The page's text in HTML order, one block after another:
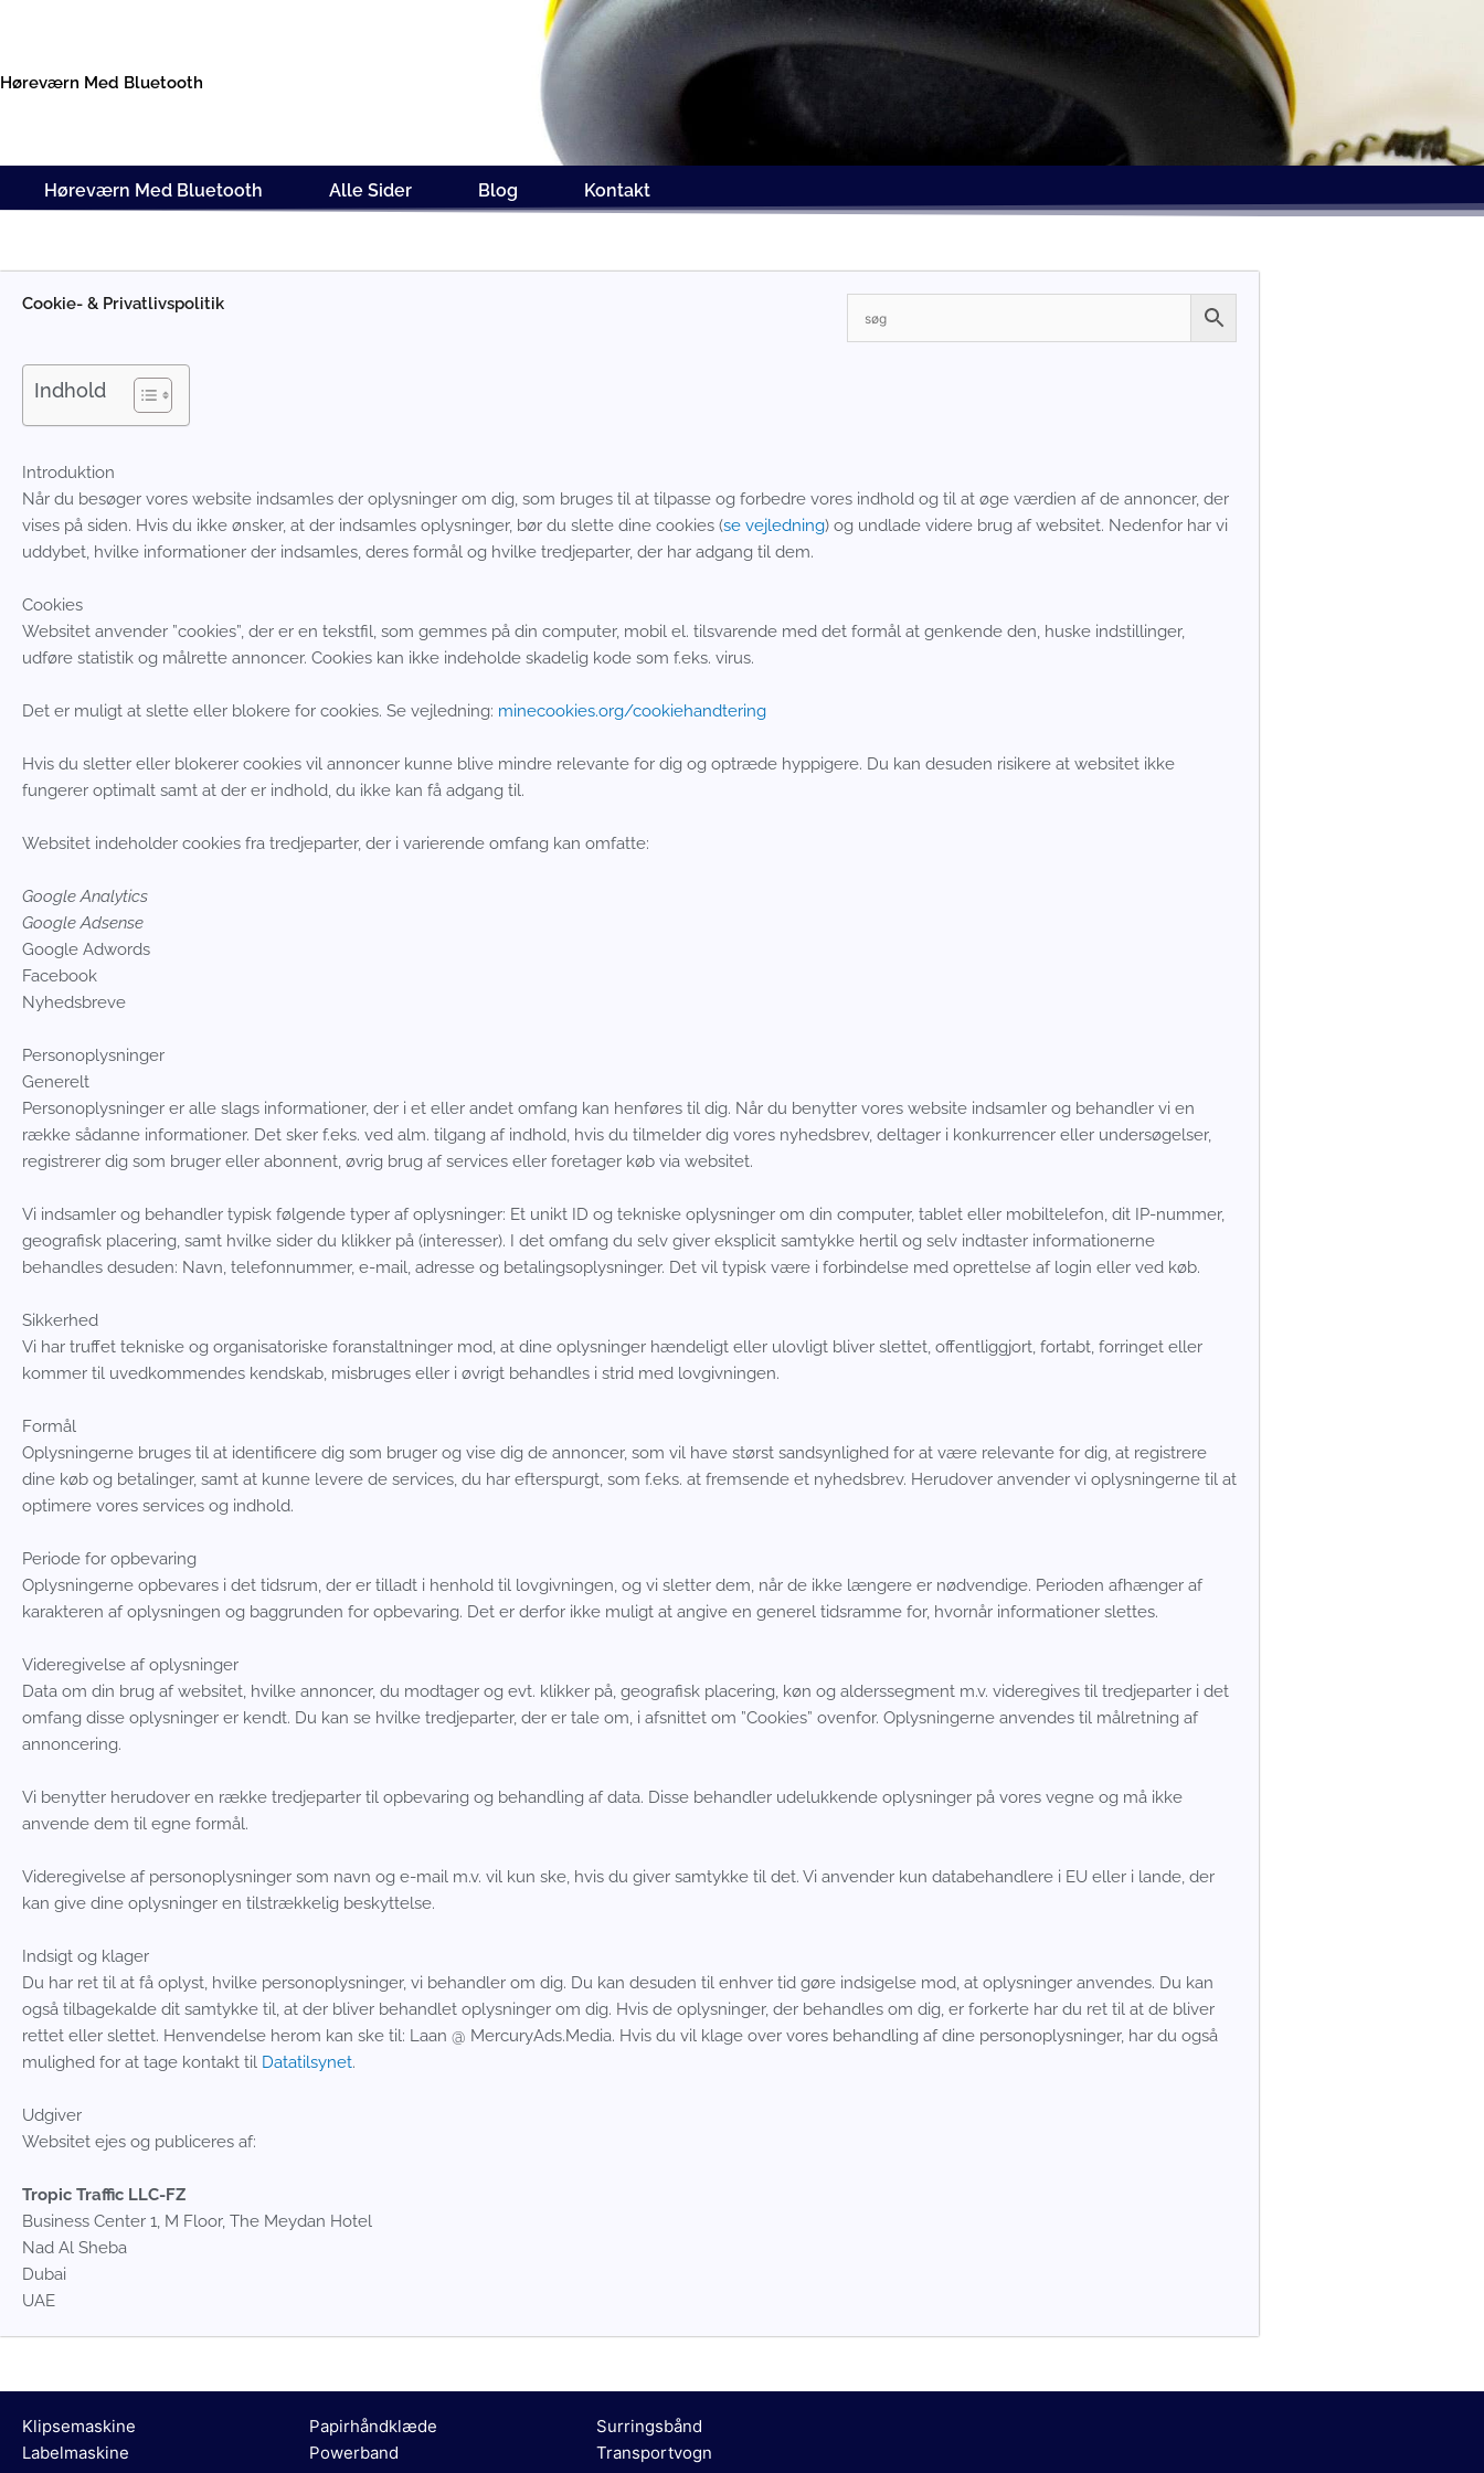
Høreværn Med Bluetooth
Høreværn Med Bluetooth Alle Sider Blog Kontakt
Cookie- & Privatlivspolitik
Indhold
Introduktion
Når du besøger vores website indsamles der oplysninger om dig, som bruges til at tilpasse og forbedre vores indhold og til at øge værdien af de annoncer, der
vises på siden. Hvis du ikke ønsker, at der indsamles oplysninger, bør du slette dine cookies (se vejledning) og undlade videre brug af websitet. Nedenfor har vi
uddybet, hvilke informationer der indsamles, deres formål og hvilke tredjeparter, der har adgang til dem.
Cookies
Websitet anvender ”cookies”, der er en tekstfil, som gemmes på din computer, mobil el. tilsvarende med det formål at genkende den, huske indstillinger,
udføre statistik og målrette annoncer. Cookies kan ikke indeholde skadelig kode som f.eks. virus.
Det er muligt at slette eller blokere for cookies. Se vejledning: minecookies.org/cookiehandtering
Hvis du sletter eller blokerer cookies vil annoncer kunne blive mindre relevante for dig og optræde hyppigere. Du kan desuden risikere at websitet ikke
fungerer optimalt samt at der er indhold, du ikke kan få adgang til.
Websitet indeholder cookies fra tredjeparter, der i varierende omfang kan omfatte:
Google Analytics
Google Adsense
Google Adwords
Facebook
Nyhedsbreve
Personoplysninger
Generelt
Personoplysninger er alle slags informationer, der i et eller andet omfang kan henføres til dig. Når du benytter vores website indsamler og behandler vi en
række sådanne informationer. Det sker f.eks. ved alm. tilgang af indhold, hvis du tilmelder dig vores nyhedsbrev, deltager i konkurrencer eller undersøgelser,
registrerer dig som bruger eller abonnent, øvrig brug af services eller foretager køb via websitet.
Vi indsamler og behandler typisk følgende typer af oplysninger: Et unikt ID og tekniske oplysninger om din computer, tablet eller mobiltelefon, dit IP-nummer,
geografisk placering, samt hvilke sider du klikker på (interesser). I det omfang du selv giver eksplicit samtykke hertil og selv indtaster informationerne
behandles desuden: Navn, telefonnummer, e-mail, adresse og betalingsoplysninger. Det vil typisk være i forbindelse med oprettelse af login eller ved køb.
Sikkerhed
Vi har truffet tekniske og organisatoriske foranstaltninger mod, at dine oplysninger hændeligt eller ulovligt bliver slettet, offentliggjort, fortabt, forringet eller
kommer til uvedkommendes kendskab, misbruges eller i øvrigt behandles i strid med lovgivningen.
Formål
Oplysningerne bruges til at identificere dig som bruger og vise dig de annoncer, som vil have størst sandsynlighed for at være relevante for dig, at registrere
dine køb og betalinger, samt at kunne levere de services, du har efterspurgt, som f.eks. at fremsende et nyhedsbrev. Herudover anvender vi oplysningerne til at
optimere vores services og indhold.
Periode for opbevaring
Oplysningerne opbevares i det tidsrum, der er tilladt i henhold til lovgivningen, og vi sletter dem, når de ikke længere er nødvendige. Perioden afhænger af
karakteren af oplysningen og baggrunden for opbevaring. Det er derfor ikke muligt at angive en generel tidsramme for, hvornår informationer slettes.
Videregivelse af oplysninger
Data om din brug af websitet, hvilke annoncer, du modtager og evt. klikker på, geografisk placering, køn og alderssegment m.v. videregives til tredjeparter i det
omfang disse oplysninger er kendt. Du kan se hvilke tredjeparter, der er tale om, i afsnittet om ”Cookies” ovenfor. Oplysningerne anvendes til målretning af
annoncering.
Vi benytter herudover en række tredjeparter til opbevaring og behandling af data. Disse behandler udelukkende oplysninger på vores vegne og må ikke
anvende dem til egne formål.
Videregivelse af personoplysninger som navn og e-mail m.v. vil kun ske, hvis du giver samtykke til det. Vi anvender kun databehandlere i EU eller i lande, der
kan give dine oplysninger en tilstrækkelig beskyttelse.
Indsigt og klager
Du har ret til at få oplyst, hvilke personoplysninger, vi behandler om dig. Du kan desuden til enhver tid gøre indsigelse mod, at oplysninger anvendes. Du kan
også tilbagekalde dit samtykke til, at der bliver behandlet oplysninger om dig. Hvis de oplysninger, der behandles om dig, er forkerte har du ret til at de bliver
rettet eller slettet. Henvendelse herom kan ske til: Laan @ MercuryAds.Media. Hvis du vil klage over vores behandling af dine personoplysninger, har du også
mulighed for at tage kontakt til Datatilsynet.
Udgiver
Websitet ejes og publiceres af:
Tropic Traffic LLC-FZ
Business Center 1, M Floor, The Meydan Hotel
Nad Al Sheba
Dubai
UAE
Klipsemaskine
Labelmaskine
Papirhåndklæde
Powerband
Surringsbånd
Transportvogn